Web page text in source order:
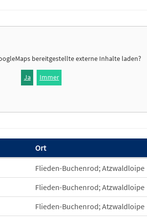
bereitgestellte externe Inhalte laden?
Ja Immer
Ort
Flieden-Buchenrod; Atzwaldloipe
Flieden-Buchenrod; Atzwaldloipe
Flieden-Buchenrod; Atzwaldloipe